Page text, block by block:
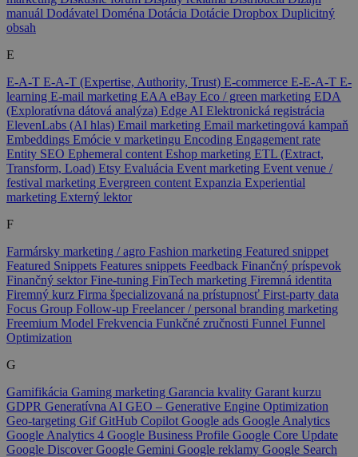
manuál Dodávatel Doména Dotácia Dotácie Dropbox Duplicitný
obsah
E
E-A-T E-A-T (Expertise, Authority, Trust) E-commerce E-E-A-T E-
learning E-mail marketing EAA eBay Eco / green marketing EDA
(Exploratívna dátová analýza) Edge AI Elektronická registrácia
ElevenLabs (AI hlas) Email marketing Email marketingová kampaň
Embeddings Emócie v marketingu Encoding Engagement rate
Entity SEO Ephemeral content Eshop marketing ETL (Extract,
Transform, Load) Etsy Evaluácia Event marketing Event venue /
festival marketing Evergreen content Expanzia Experiential
marketing Externý lektor
F
Farmársky marketing / agro Fashion marketing Featured snippet
Featured Snippets Features snippets Feedback Finančný príspevok
Finančný sektorFine-tuning FinTech marketing Firemná identita
Firemný kurz Firma špecializovaná na prístupnosť First-party data
Focus Group Follow-up Freelancer / personal branding marketing
Freemium Model Frekvencia Funkčné zručnosti Funnel Funnel
Optimization
G
Gamifikácia Gaming marketing Garancia kvality Garant kurzu
GDPR Generatívna AI GEO – Generative Engine Optimization
Geo-targeting GifGitHub Copilot Google ads Google Analytics
Google Analytics 4 Google Business Profile Google Core Update
Google DiscoverGoogle Gemini Google reklamy Google Search